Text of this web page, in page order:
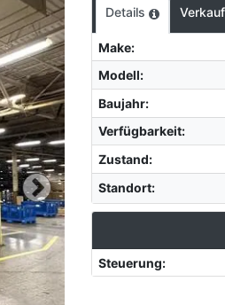
Details
Make:
Modell:
Baujahr:
Verfügbarkeit:
Zustand:
Standort:
Steuerung: